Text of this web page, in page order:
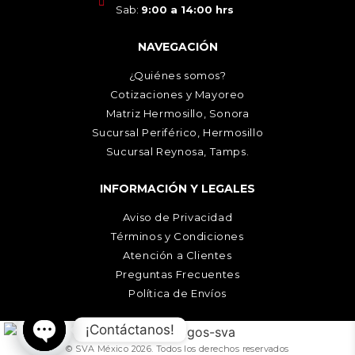
Sab: 9:00 a 14:00 hrs
NAVEGACIÓN
¿Quiénes somos?
Cotizaciones y Mayoreo
Matriz Hermosillo, Sonora
Sucursal Periférico, Hermosillo
Sucursal Reynosa, Tamps.
INFORMACIÓN Y LEGALES
Aviso de Privacidad
Términos y Condiciones
Atención a Clientes
Preguntas Frecuentes
Política de Envíos
© SVA México 2026. Todos los derechos reservados
¡Contáctanos!